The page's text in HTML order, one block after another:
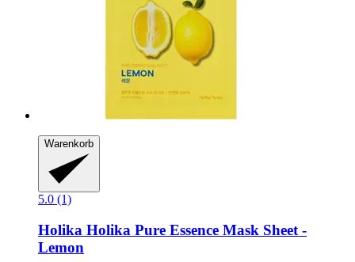
Warenkorb
5.0 (1)
Holika Holika Pure Essence Mask Sheet -​
Lemon